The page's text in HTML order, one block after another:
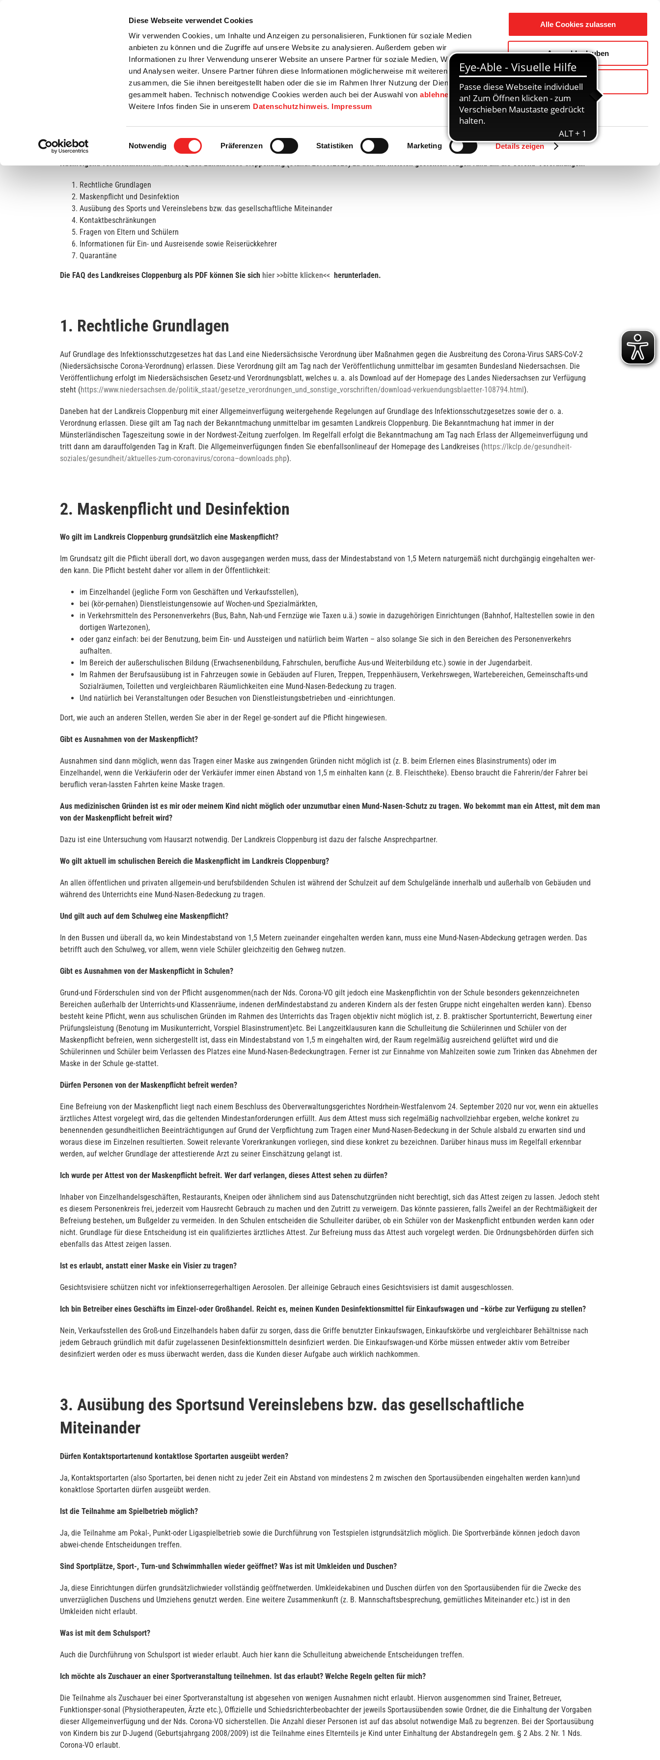
Diese Webseite verwendet Cookies
Wir verwenden Cookies, um Inhalte und Anzeigen zu personalisieren, Funktionen für soziale Medien
anbieten zu können und die Zugriffe auf unsere Website zu analysieren. Außerdem geben wir
Informationen zu Ihrer Verwendung unserer Website an unsere Partner für soziale Medien, Werbung
und Analysen weiter. Unsere Partner führen diese Informationen möglicherweise mit weiteren Daten
zusammen, die Sie ihnen bereitgestellt haben oder die sie im Rahmen Ihrer Nutzung der Dienste
gesammelt haben. Technisch notwendige Cookies werden auch bei der Auswahl vonablehnen
gesetzt.
Weitere Infos finden Sie in unserem Datenschutzhinweis. Impressum
Einwilligungsauswahl
Notwendig Präferenzen Statistiken Marketing Details zeigen
Alle Cookies zulassen
Auswahl erlauben
Ablehnen
Startseite
Bürgerservice Rats- / Bürgerinfo Wirtschaft / Wohnen Bildung / Soziales Touristik / Freizeit Gemeinde / Geschichte
Zurück
Häufig gestellte Fragen zu Corona-Verordnungen im Landkreis Cloppenburg (Stand 26.10.2020)
Nachfolgend veröffentlichen wir die FAQ des Landkreises Cloppenburg (Stand: 26.10.2020) zu den am meisten gestellten Fragen rund um die Corona-Verordnungen:
Rechtliche Grundlagen
Maskenpflicht und Desinfektion
Ausübung des Sports und Vereinslebens bzw. das gesellschaftliche Miteinander
Kontaktbeschränkungen
Fragen von Eltern und Schülern
Informationen für Ein- und Ausreisende sowie Reiserückkehrer
Quarantäne
Die FAQ des Landkreises Cloppenburg als PDF können Sie sich hier >>bitte klicken<< herunterladen.
1. Rechtliche Grundlagen
Auf Grundlage des Infektionsschutzgesetzes hat das Land eine Niedersächsische Verordnung über Maßnahmen gegen die Ausbreitung des Corona-Virus SARS-CoV-2
(Niedersächsische Corona-Verordnung) erlassen. Diese Verordnung gilt am Tag nach der Veröffentlichung unmittelbar im gesamten Bundesland Niedersachsen. Die
Veröffentlichung erfolgt im Niedersächsischen Gesetz-und Verordnungsblatt, welches u. a. als Download auf der Homepage des Landes Niedersachsen zur Verfügung
steht (https://www.niedersachsen.de/politik_staat/gesetze_verordnungen_und_sonstige_vorschriften/download-verkuendungsblaetter-108794.html).
Daneben hat der Landkreis Cloppenburg mit einer Allgemeinverfügung weitergehende Regelungen auf Grundlage des Infektionsschutzgesetzes sowie der o. a.
Verordnung erlassen. Diese gilt am Tag nach der Bekanntmachung unmittelbar im gesamten Landkreis Cloppenburg. Die Bekanntmachung hat immer in der
Münsterländischen Tageszeitung sowie in der Nordwest-Zeitung zuerfolgen. Im Regelfall erfolgt die Bekanntmachung am Tag nach Erlass der Allgemeinverfügung und
tritt dann am darauffolgenden Tag in Kraft. Die Allgemeinverfügungen finden Sie ebenfallsonlineauf der Homepage des Landkreises (https://lkclp.de/gesundheit-
soziales/gesundheit/aktuelles-zum-coronavirus/corona–downloads.php).
2. Maskenpflicht und Desinfektion
Wo gilt im Landkreis Cloppenburg grundsätzlich eine Maskenpflicht?
Im Grundsatz gilt die Pflicht überall dort, wo davon ausgegangen werden muss, dass der Mindestabstand von 1,5 Metern naturgemäß nicht durchgängig eingehalten wer-
den kann. Die Pflicht besteht daher vor allem in der Öffentlichkeit:
im Einzelhandel (jegliche Form von Geschäften und Verkaufsstellen),
bei (kör-pernahen) Dienstleistungensowie auf Wochen-und Spezialmärkten,
in Verkehrsmitteln des Personenverkehrs (Bus, Bahn, Nah-und Fernzüge wie Taxen u.ä.) sowie in dazugehörigen Einrichtungen (Bahnhof, Haltestellen sowie in den
dortigen Wartezonen),
oder ganz einfach: bei der Benutzung, beim Ein- und Aussteigen und natürlich beim Warten – also solange Sie sich in den Bereichen des Personenverkehrs
aufhalten.
Im Bereich der außerschulischen Bildung (Erwachsenenbildung, Fahrschulen, berufliche Aus-und Weiterbildung etc.) sowie in der Jugendarbeit.
Im Rahmen der Berufsausübung ist in Fahrzeugen sowie in Gebäuden auf Fluren, Treppen, Treppenhäusern, Verkehrswegen, Wartebereichen, Gemeinschafts-und
Sozialräumen, Toiletten und vergleichbaren Räumlichkeiten eine Mund-Nasen-Bedeckung zu tragen.
Und natürlich bei Veranstaltungen oder Besuchen von Dienstleistungsbetrieben und -einrichtungen.
Dort, wie auch an anderen Stellen, werden Sie aber in der Regel ge-sondert auf die Pflicht hingewiesen.
Gibt es Ausnahmen von der Maskenpflicht?
Ausnahmen sind dann möglich, wenn das Tragen einer Maske aus zwingenden Gründen nicht möglich ist (z. B. beim Erlernen eines Blasinstruments) oder im
Einzelhandel, wenn die Verkäuferin oder der Verkäufer immer einen Abstand von 1,5 m einhalten kann (z. B. Fleischtheke). Ebenso braucht die Fahrerin/der Fahrer bei
beruflich veran-lassten Fahrten keine Maske tragen.
Aus medizinischen Gründen ist es mir oder meinem Kind nicht möglich oder unzumutbar einen Mund-Nasen-Schutz zu tragen. Wo bekommt man ein Attest, mit dem man
von der Maskenpflicht befreit wird?
Dazu ist eine Untersuchung vom Hausarzt notwendig. Der Landkreis Cloppenburg ist dazu der falsche Ansprechpartner.
Wo gilt aktuell im schulischen Bereich die Maskenpflicht im Landkreis Cloppenburg?
An allen öffentlichen und privaten allgemein-und berufsbildenden Schulen ist während der Schulzeit auf dem Schulgelände innerhalb und außerhalb von Gebäuden und
während des Unterrichts eine Mund-Nasen-Bedeckung zu tragen.
Und gilt auch auf dem Schulweg eine Maskenpflicht?
In den Bussen und überall da, wo kein Mindestabstand von 1,5 Metern zueinander eingehalten werden kann, muss eine Mund-Nasen-Abdeckung getragen werden. Das
betrifft auch den Schulweg, vor allem, wenn viele Schüler gleichzeitig den Gehweg nutzen.
Gibt es Ausnahmen von der Maskenpflicht in Schulen?
Grund-und Förderschulen sind von der Pflicht ausgenommen(nach der Nds. Corona-VO gilt jedoch eine Maskenpflichtin von der Schule besonders gekennzeichneten
Bereichen außerhalb der Unterrichts-und Klassenräume, indenen derMindestabstand zu anderen Kindern als der festen Gruppe nicht eingehalten werden kann). Ebenso
besteht keine Pflicht, wenn aus schulischen Gründen im Rahmen des Unterrichts das Tragen objektiv nicht möglich ist, z. B. praktischer Sportunterricht, Bewertung einer
Prüfungsleistung (Benotung im Musikunterricht, Vorspiel Blasinstrument)etc. Bei Langzeitklausuren kann die Schulleitung die Schülerinnen und Schüler von der
Maskenpflicht befreien, wenn sichergestellt ist, dass ein Mindestabstand von 1,5 m eingehalten wird, der Raum regelmäßig ausreichend gelüftet wird und die
Schülerinnen und Schüler beim Verlassen des Platzes eine Mund-Nasen-Bedeckungtragen. Ferner ist zur Einnahme von Mahlzeiten sowie zum Trinken das Abnehmen der
Maske in der Schule ge-stattet.
Dürfen Personen von der Maskenpflicht befreit werden?
Eine Befreiung von der Maskenpflicht liegt nach einem Beschluss des Oberverwaltungsgerichtes Nordrhein-Westfalenvom 24. September 2020 nur vor, wenn ein aktuelles
ärztliches Attest vorgelegt wird, das die geltenden Mindestanforderungen erfüllt. Aus dem Attest muss sich regelmäßig nachvollziehbar ergeben, welche konkret zu
benennenden gesundheitlichen Beeinträchtigungen auf Grund der Verpflichtung zum Tragen einer Mund-Nasen-Bedeckung in der Schule alsbald zu erwarten sind und
woraus diese im Einzelnen resultierten. Soweit relevante Vorerkrankungen vorliegen, sind diese konkret zu bezeichnen. Darüber hinaus muss im Regelfall erkennbar
werden, auf welcher Grundlage der attestierende Arzt zu seiner Einschätzung gelangt ist.
Ich wurde per Attest von der Maskenpflicht befreit. Wer darf verlangen, dieses Attest sehen zu dürfen?
Inhaber von Einzelhandelsgeschäften, Restaurants, Kneipen oder ähnlichem sind aus Datenschutzgründen nicht berechtigt, sich das Attest zeigen zu lassen. Jedoch steht
es diesem Personenkreis frei, jederzeit vom Hausrecht Gebrauch zu machen und den Zutritt zu verweigern. Das könnte passieren, falls Zweifel an der Rechtmäßigkeit der
Befreiung bestehen, um Bußgelder zu vermeiden. In den Schulen entscheiden die Schulleiter darüber, ob ein Schüler von der Maskenpflicht entbunden werden kann oder
nicht. Grundlage für diese Entscheidung ist ein qualifiziertes ärztliches Attest. Zur Befreiung muss das Attest auch vorgelegt werden. Die Ordnungsbehörden dürfen sich
ebenfalls das Attest zeigen lassen.
Ist es erlaubt, anstatt einer Maske ein Visier zu tragen?
Gesichtsvisiere schützen nicht vor infektionserregerhaltigen Aerosolen. Der alleinige Gebrauch eines Gesichtsvisiers ist damit ausgeschlossen.
Ich bin Betreiber eines Geschäfts im Einzel-oder Großhandel. Reicht es, meinen Kunden Desinfektionsmittel für Einkaufswagen und –körbe zur Verfügung zu stellen?
Nein, Verkaufsstellen des Groß-und Einzelhandels haben dafür zu sorgen, dass die Griffe benutzter Einkaufswagen, Einkaufskörbe und vergleichbarer Behältnisse nach
jedem Gebrauch gründlich mit dafür zugelassenen Desinfektionsmitteln desinfiziert werden. Die Einkaufswagen-und Körbe müssen entweder aktiv vom Betreiber
desinfiziert werden oder es muss überwacht werden, dass die Kunden dieser Aufgabe auch wirklich nachkommen.
3. Ausübung des Sportsund Vereinslebens bzw. das gesellschaftliche
Miteinander
Dürfen Kontaktsportartenund kontaktlose Sportarten ausgeübt werden?
Ja, Kontaktsportarten (also Sportarten, bei denen nicht zu jeder Zeit ein Abstand von mindestens 2 m zwischen den Sportausübenden eingehalten werden kann)und
konaktlose Sportarten dürfen ausgeübt werden.
Ist die Teilnahme am Spielbetrieb möglich?
Ja, die Teilnahme am Pokal-, Punkt-oder Ligaspielbetrieb sowie die Durchführung von Testspielen istgrundsätzlich möglich. Die Sportverbände können jedoch davon
abwei-chende Entscheidungen treffen.
Sind Sportplätze, Sport-, Turn-und Schwimmhallen wieder geöffnet? Was ist mit Umkleiden und Duschen?
Ja, diese Einrichtungen dürfen grundsätzlichwieder vollständig geöffnetwerden. Umkleidekabinen und Duschen dürfen von den Sportausübenden für die Zwecke des
unverzüglichen Duschens und Umziehens genutzt werden. Eine weitere Zusammenkunft (z. B. Mannschaftsbesprechung, gemütliches Miteinander etc.) ist in den
Umkleiden nicht erlaubt.
Was ist mit dem Schulsport?
Auch die Durchführung von Schulsport ist wieder erlaubt. Auch hier kann die Schulleitung abweichende Entscheidungen treffen.
Ich möchte als Zuschauer an einer Sportveranstaltung teilnehmen. Ist das erlaubt? Welche Regeln gelten für mich?
Die Teilnahme als Zuschauer bei einer Sportveranstaltung ist abgesehen von wenigen Ausnahmen nicht erlaubt. Hiervon ausgenommen sind Trainer, Betreuer,
Funktionsper-sonal (Physiotherapeuten, Ärzte etc.), Offizielle und Schiedsrichterbeobachter der jeweils Sportausübenden sowie Ordner, die die Einhaltung der Vorgaben
dieser Allgemeinverfügung und der Nds. Corona-VO sicherstellen. Die Anzahl dieser Personen ist auf das absolut notwendige Maß zu begrenzen. Bei der Sportausübung
von Kindern bis zur D-Jugend (Geburtsjahrgang 2008/2009) ist die Teilnahme eines Elternteils je Kind unter Einhaltung der Abstandregeln gem. § 2 Abs. 2 Nr. 1 Nds.
Corona-VO erlaubt.